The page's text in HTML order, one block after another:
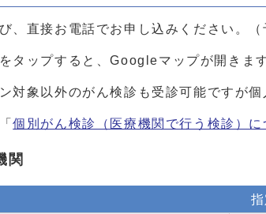
、直接お電話でお申し込みください。（
タップすると、Googleマップが開きます
対象以外のがん検診も受診可能ですが個
個別がん検診（医療機関で行う検診）に
関